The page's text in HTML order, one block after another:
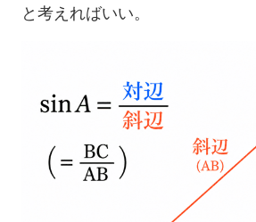
と考えればいい。